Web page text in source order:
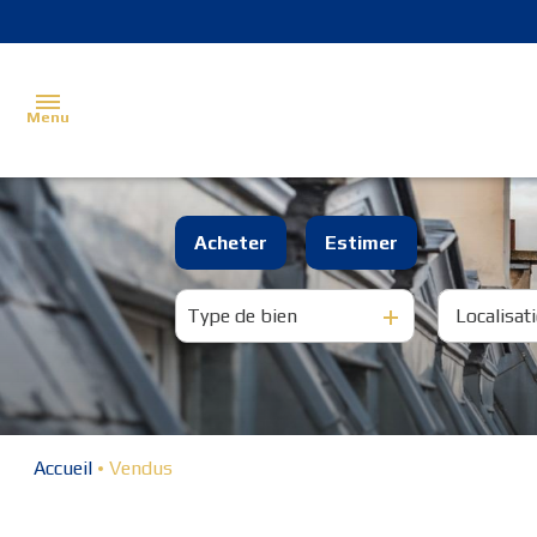
Menu
Accueil
Estimer
Acheter
Louer
Vendu
Acheter
De l'ancien
Estimer
Type de bien
Accueil Vendus